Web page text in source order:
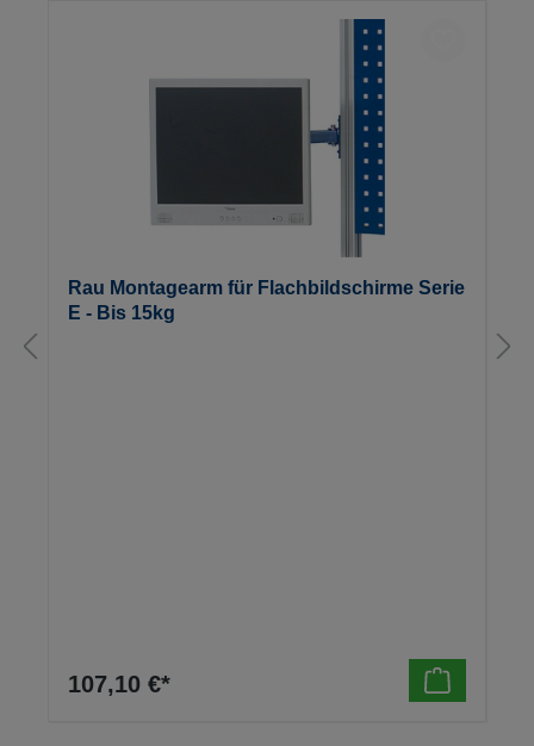
Rau Montagearm für Flachbildschirme Serie
E - Bis 15kg
107,10 €*